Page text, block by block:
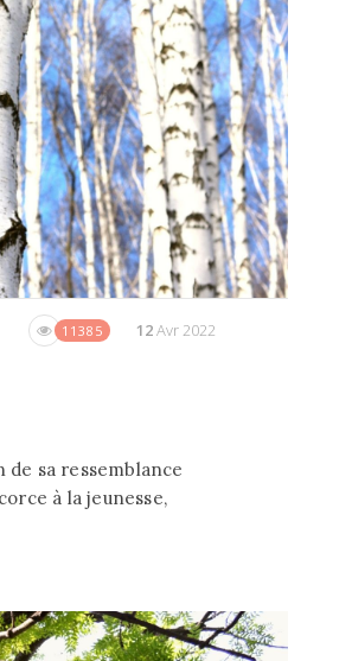
11385 12Avr 2022
de sa ressemblance
à la jeunesse,